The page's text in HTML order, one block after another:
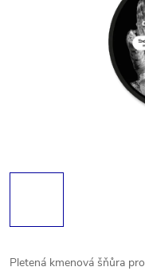
Pletená kmenová šňůra pro